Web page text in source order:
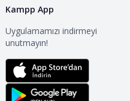
Kampp App
Uygulamamızı indirmeyi
unutmayın!